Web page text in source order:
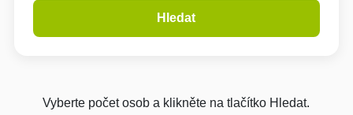
Hledat
Vyberte počet osob a klikněte na tlačítko Hledat.